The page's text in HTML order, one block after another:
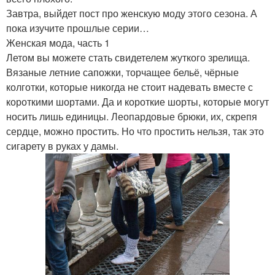
Завтра, выйдет пост про женскую моду этого сезона. А
пока изучите прошлые серии…
Женская мода, часть 1
Летом вы можете стать свидетелем жуткого зрелища.
Вязаные летние сапожки, торчащее бельё, чёрные
колготки, которые никогда не стоит надевать вместе с
короткими шортами. Да и короткие шорты, которые могут
носить лишь единицы. Леопардовые брюки, их, скрепя
сердце, можно простить. Но что простить нельзя, так это
сигарету в руках у дамы.